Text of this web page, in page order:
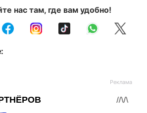
нас там, где вам удобно!